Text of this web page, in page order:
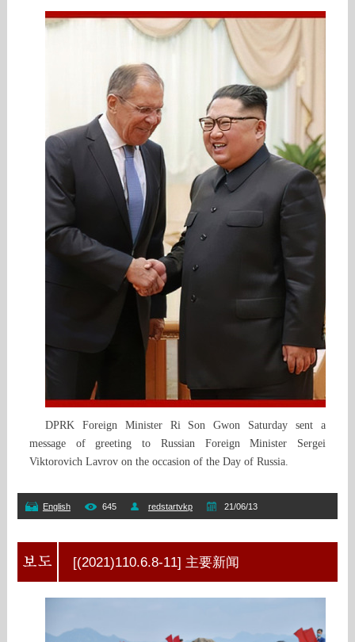
DPRK Foreign Minister Ri Son Gwon Saturday sent a
message of greeting to Russian Foreign Minister Sergei
Viktorovich Lavrov on the occasion of the Day of Russia.
English 645 redstartvkp 21/06/13
[(2021)110.6.8-11] 主要新闻